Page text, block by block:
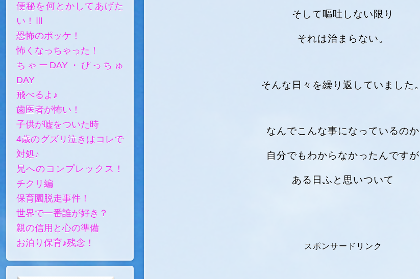
そして嘔吐しない限り
それは治まらない。
そんな日々を繰り返していました。
なんでこんな事になっているのか
自分でもわからなかったんですが
ある日ふと思いついて
スポンサードリンク
便秘を何とかしてあげた
い！Ⅲ
恐怖のポッケ！
怖くなっちゃった！
ちゃーDAY・びっちゅ
DAY
飛べるよ♪
歯医者が怖い！
子供が嘘をついた時
4歳のグズリ泣きはコレで
対処♪
兄へのコンプレックス！
チクリ編
保育園脱走事件！
世界で一番誰が好き？
親の信用と心の準備
お泊り保育♪残念！